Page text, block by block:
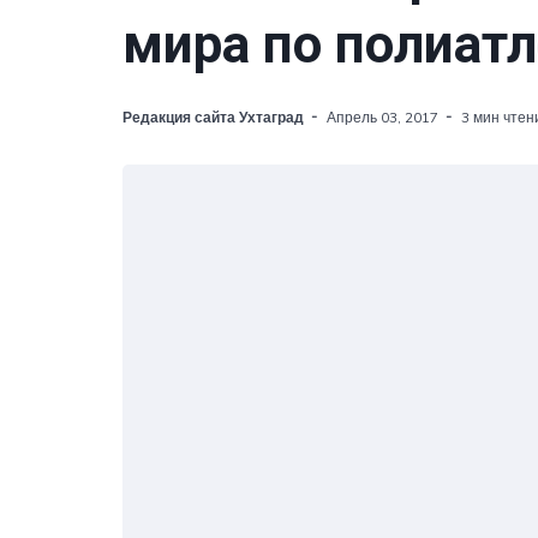
мира по
Редакция сайта Ухтаград Апрель 03, 2017 3 мин